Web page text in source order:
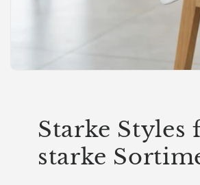
Starke Styles
starke